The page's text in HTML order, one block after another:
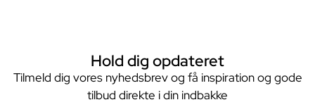
Hold dig opdateret
Tilmeld dig vores nyhedsbrev og få inspiration og gode
tilbud direkte i din indbakke